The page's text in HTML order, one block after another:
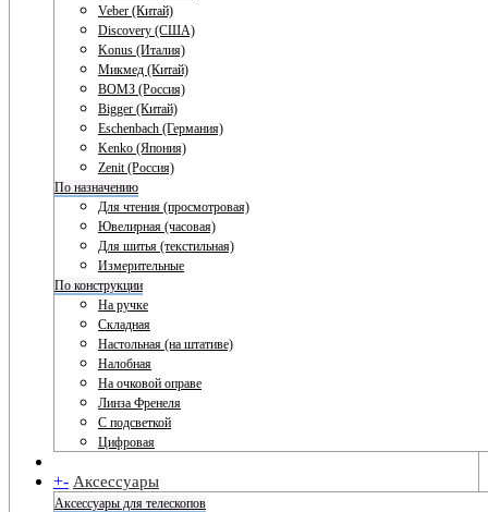
Veber (Китай)
Discovery (США)
Konus (Италия)
Микмед (Китай)
ВОМЗ (Россия)
Bigger (Китай)
Eschenbach (Германия)
Kenko (Япония)
Zenit (Россия)
По назначению
Для чтения (просмотровая)
Ювелирная (часовая)
Для шитья (текстильная)
Измерительные
По конструкции
На ручке
Складная
Настольная (на штативе)
Налобная
На очковой оправе
Линза Френеля
С подсветкой
Цифровая
+- Аксессуары
Аксессуары для телескопов